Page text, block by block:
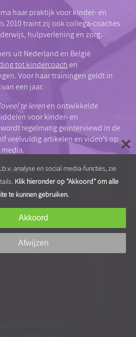
haar praktijk voor kinder- en
2010 traint zij ook collega-coaches
hulpverlening en zorg.
uit Nederland en België
tot kindercoachen
Voor haar trainingen geldt in
een jaar.
te lerenen ontwikkelde
voor kinder- en
regelmatig geïnterviewd in de
veelvuldig artikelen en video’s op
Adema
analyse en social media-functies, zie
Klik hieronder op "Akkoord" om alle
te kunnen gebruiken.
Akkoord
Afwijzen